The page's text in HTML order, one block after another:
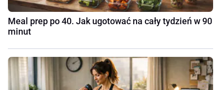
Meal prep po 40. Jak ugotować na cały tydzień w 90
minut